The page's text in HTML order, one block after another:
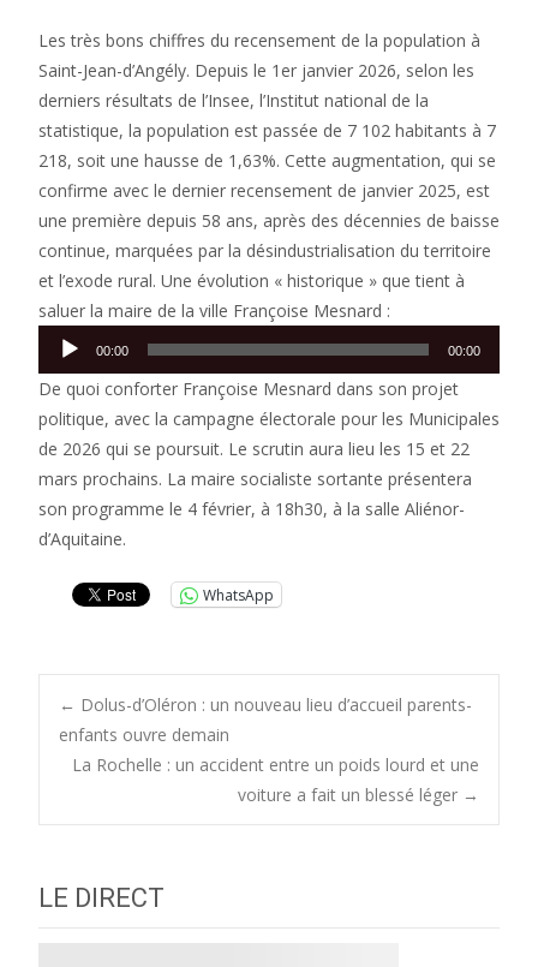
Les très bons chiffres du recensement de la population à
Saint-Jean-d’Angély. Depuis le 1er janvier 2026, selon les
derniers résultats de l’Insee, l’Institut national de la
statistique, la population est passée de 7 102 habitants à 7
218, soit une hausse de 1,63%. Cette augmentation, qui se
confirme avec le dernier recensement de janvier 2025, est
une première depuis 58 ans, après des décennies de baisse
continue, marquées par la désindustrialisation du territoire
et l’exode rural. Une évolution « historique » que tient à
saluer la maire de la ville Françoise Mesnard :
Lecteur
audio
00:00 00:00
De quoi conforter Françoise Mesnard dans son projet
politique, avec la campagne électorale pour les Municipales
de 2026 qui se poursuit. Le scrutin aura lieu les 15 et 22
mars prochains. La maire socialiste sortante présentera
son programme le 4 février, à 18h30, à la salle Aliénor-
d’Aquitaine.
WhatsApp
Post
navigation
← Dolus-d’Oléron : un nouveau lieu d’accueil parents-
enfants ouvre demain
La Rochelle : un accident entre un poids lourd et une
voiture a fait un blessé léger →
LE DIRECT